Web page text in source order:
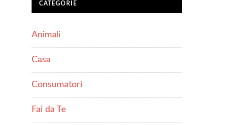
CATEGORIE
Animali
Casa
Consumatori
Fai da Te